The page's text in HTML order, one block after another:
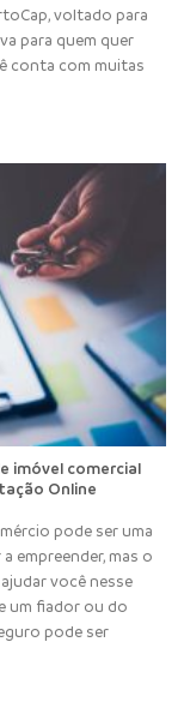
voltado para
para quem quer
conta com muitas
imóvel comercial
Online
pode ser uma
empreender, mas o
você nesse
um fiador ou do
pode ser